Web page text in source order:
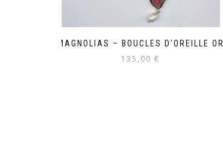
MAGNOLIAS – BOUCLES D’OREILLE OR
135,00€